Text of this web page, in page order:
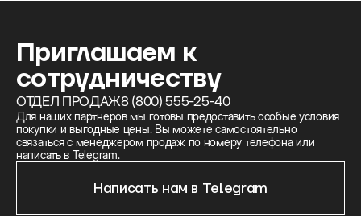
Приглашаем к
сотрудничеству
ОТДЕЛ ПРОДАЖ8 (800) 555-25-40
Для наших партнеров мы готовы предоставить особые условия
покупки и выгодные цены. Вы можете самостоятельно
связаться с менеджером продаж по номеру телефона или
написать в Telegram.
Написать нам в Telegram